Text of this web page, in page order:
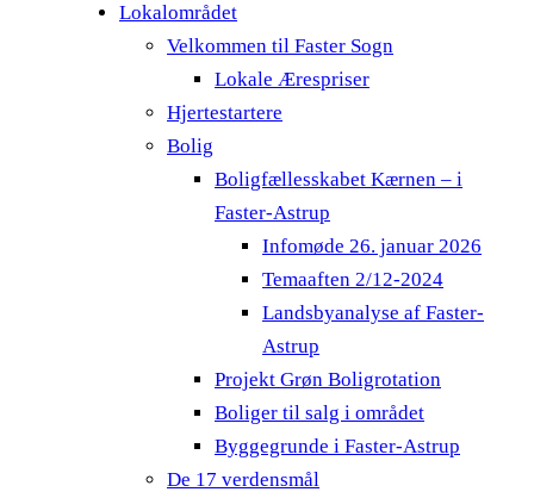
Lokalområdet
Velkommen til Faster Sogn
Lokale Ærespriser
Hjertestartere
Bolig
Boligfællesskabet Kærnen – i
Faster-Astrup
Infomøde 26. januar 2026
Temaaften 2/12-2024
Landsbyanalyse af Faster-
Astrup
Projekt Grøn Boligrotation
Boliger til salg i området
Byggegrunde i Faster-Astrup
De 17 verdensmål